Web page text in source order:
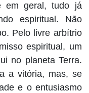
em geral, tudo já
espiritual. Não
Pelo livre arbítrio
espiritual, um
no planeta Terra.
a vitória, mas, se
e o entusiasmo